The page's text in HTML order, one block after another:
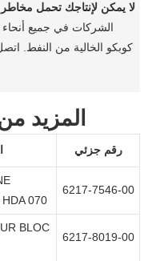
لا يمكن لإنتاجك تحمل مخاطر
الشركات في جميع أنحاء
كوبكو الخالية من النفط. اتصل
المزيد
رقم جزئي
070
6217-7546-00
BLOC
6217-8019-00